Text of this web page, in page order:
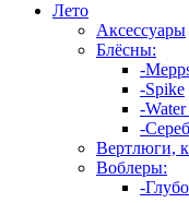
Лето
Аксессуары
Блёсны:
-
-Spike
-
-
Вертлюги,
Воблеры:
-